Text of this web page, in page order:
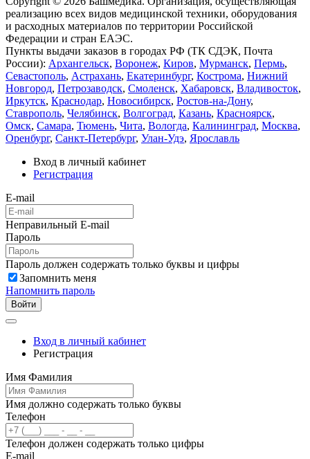
реализацию всех видов медицинской техники, оборудования
и расходных материалов по территории Российской
Федерации и стран ЕАЭС.
Пункты выдачи заказов в городах РФ (ТК СДЭК, Почта
России): Архангельск, Воронеж, Киров, Мурманск, Пермь,
Севастополь, Астрахань, Екатеринбург, Кострома, Нижний
Новгород, Петрозаводск, Смоленск, Хабаровск, Владивосток,
Иркутск, Краснодар, Новосибирск, Ростов-на-Дону,
Ставрополь, Челябинск, Волгоград, Казань, Красноярск,
Омск, Самара, Тюмень, Чита, Вологда, Калининград, Москва,
Оренбург, Санкт-Петербург, Улан-Удэ, Ярославль
Вход в личный кабинет
Регистрация
E-mail
Неправильный E-mail
Пароль
Пароль должен содержать только буквы и цифры
Запомнить меня
Напомнить пароль
Войти
Вход в личный кабинет
Регистрация
Имя Фамилия
Имя должно содержать только буквы
Телефон
Телефон должен содержать только цифры
E-mail